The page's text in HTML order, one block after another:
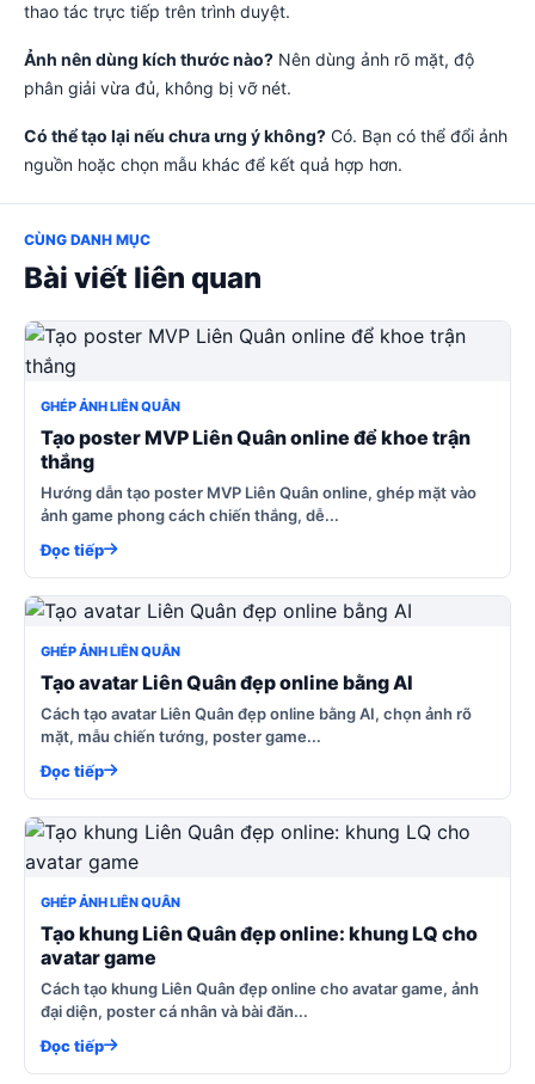
thao tác trực tiếp trên trình duyệt.
Ảnh nên dùng kích thước nào? Nên dùng ảnh rõ mặt, độ
phân giải vừa đủ, không bị vỡ nét.
Có thể tạo lại nếu chưa ưng ý không? Có. Bạn có thể đổi ảnh
nguồn hoặc chọn mẫu khác để kết quả hợp hơn.
CÙNG DANH MỤC
Bài viết liên quan
GHÉP ẢNH LIÊN QUÂN
Tạo poster MVP Liên Quân online để khoe trận
thắng
Hướng dẫn tạo poster MVP Liên Quân online, ghép mặt vào
ảnh game phong cách chiến thắng, dễ...
Đọc tiếp
GHÉP ẢNH LIÊN QUÂN
Tạo avatar Liên Quân đẹp online bằng AI
Cách tạo avatar Liên Quân đẹp online bằng AI, chọn ảnh rõ
mặt, mẫu chiến tướng, poster game...
Đọc tiếp
GHÉP ẢNH LIÊN QUÂN
Tạo khung Liên Quân đẹp online: khung LQ cho
avatar game
Cách tạo khung Liên Quân đẹp online cho avatar game, ảnh
đại diện, poster cá nhân và bài đăn...
Đọc tiếp